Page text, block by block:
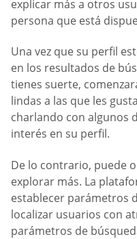
explicar más a otros
persona que está
Una vez que su perfil
en los resultados de
tienes suerte,
lindas a las que les
charlando con algunos
interés en su perfil.
De lo contrario, puede
explorar más. La
establecer parámetros
localizar usuarios con
parámetros de